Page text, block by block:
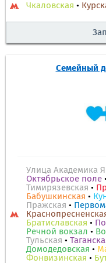
Чкаловская •
Семейный
Улица Академика
Октябрьское поле •
Тимирязевская •
Бабушкинская •
Пражская •
Братиславская •
Речной вокзал •
Тульская •
Домодедовская •
Фонвизинская •